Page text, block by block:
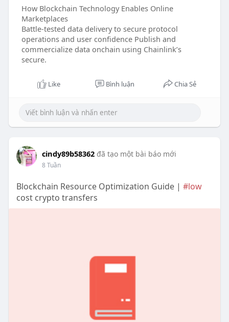
How Blockchain Technology Enables Online
Marketplaces
Battle-tested data delivery to secure protocol
operations and user confidence Publish and
commercialize data onchain using Chainlink’s
secure.
Like Bình luận Chia Sẻ
cindy89b58362 đã tạo một bài báo mới
8 Tuần
Blockchain Resource Optimization Guide | #low
cost crypto transfers